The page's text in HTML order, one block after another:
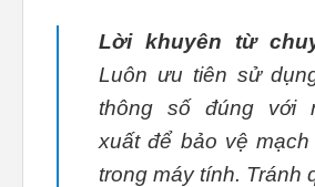
Lời khuyên từ
Luôn ưu tiên sử
thông số đúng với
xuất để bảo vệ
trong máy tính. Tránh